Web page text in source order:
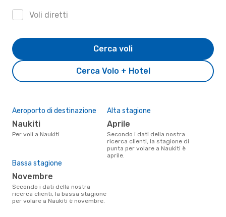
Voli diretti
Cerca Volo + Hotel
Cerca voli
Aeroporto di destinazione
Naukiti
Per voli a Naukiti
Alta stagione
aprile
Secondo i dati della nostra
ricerca clienti, la stagione di
punta per volare a Naukiti è
aprile.
Bassa stagione
novembre
Secondo i dati della nostra
ricerca clienti, la bassa stagione
per volare a Naukiti è novembre.